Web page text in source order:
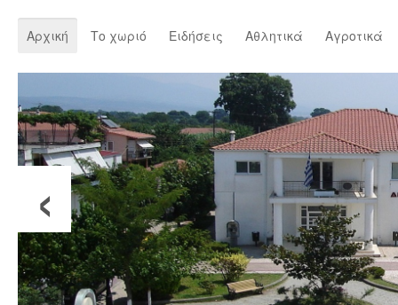
Αρχική Το χωριό Ειδήσεις Αθλητικά Αγροτικά
‹